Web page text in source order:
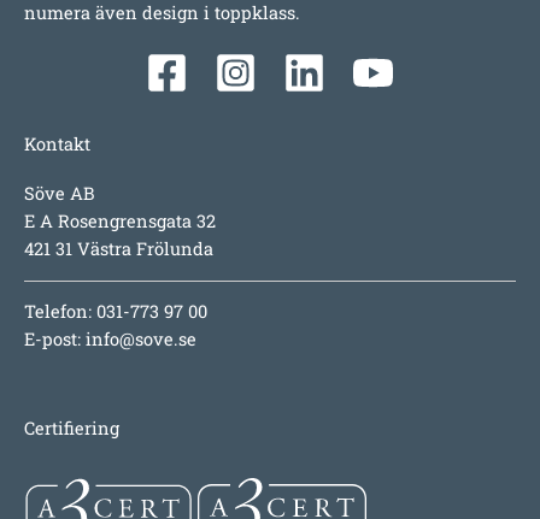
numera även design i toppklass.
Kontakt
Söve AB
E A Rosengrensgata 32
421 31 Västra Frölunda
Telefon: 031-773 97 00
E-post: info@sove.se
Certifiering